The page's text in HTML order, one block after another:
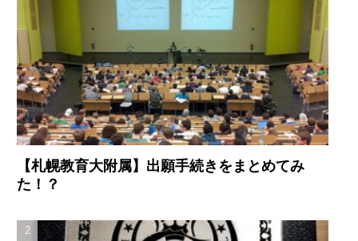
【札幌教育大附属】出願手続きをまとめてみ
た！？